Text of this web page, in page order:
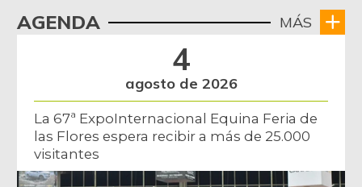
AGENDA MÁS
4
agosto de 2026
La 67ª ExpoInternacional Equina Feria de
las Flores espera recibir a más de 25.000
visitantes